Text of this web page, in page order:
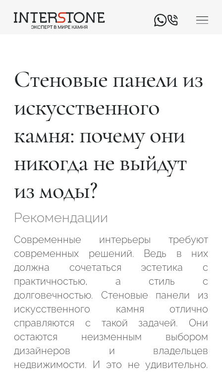
Стеновые панели из
искусственного
камня: почему они
никогда не выйдут
из моды?
Рекомендации
Современные интерьеры требуют
современных решений. Ведь в них
должна сочетаться эстетика с
практичностью, а стиль с
долговечностью. Стеновые панели из
искусственного камня отлично
справляются с такой задачей. Они
остаются неизменным выбором
дизайнеров и владельцев
недвижимости. И это не удивительно.
Ваша сфера деятельности
Обработчик Дизайнер